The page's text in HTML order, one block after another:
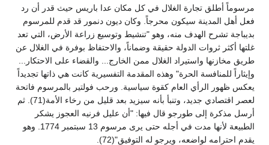
مرسوماً أطلق تجارة الغلال في كل مكان عدا باريس حيث قدر أن رد
فعل أهل المدينة سيكون محرجاً. وكان ديون دنمور قد قدم للمرسوم
بديباجة تشرح الهدف منه، وهو "تنشيط وتوسيع زراعة الأرض، التي تعد
غلتها أكثر ثروات الدولة حقيقة وضماناً، والاحتفاظ بوفرة في الغلال عن
طريق مخازنها واستيراد الغلال ممن الخارج... والقضاء على الاحتكار...
وإيثاراً للمنافسة الحرة" وهذه المقدمة التفسيرية كانت هي ذاتها تجديداً
يعكس ظهور الرأي العام كقوة سياسية. ورحب فولتير بالمرسوم فاتحة
لعصر اقتصادي جديد، وتنبأ بأنه سيزيد بعد قليل من رخاء الأمة(71). ثم
أرسل مذكرة إلى طورجو قال فيها: "أن عليل فرنيه العجوز يشكر
الطبيعة لأنها مدت في أجله حتى يرى مرسوم 13 سبتمبر 1774. وهو
يقدم احترامه لواضعه، ويرجو له التوفيق"(72).